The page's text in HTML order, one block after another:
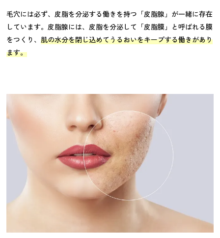
毛穴には必ず、皮脂を分泌する働きを持つ「皮脂腺」が一緒に存在
しています。皮脂腺には、皮脂を分泌して「皮脂膜」と呼ばれる膜
をつくり、肌の水分を閉じ込めてうるおいをキープする働きがあり
ます。